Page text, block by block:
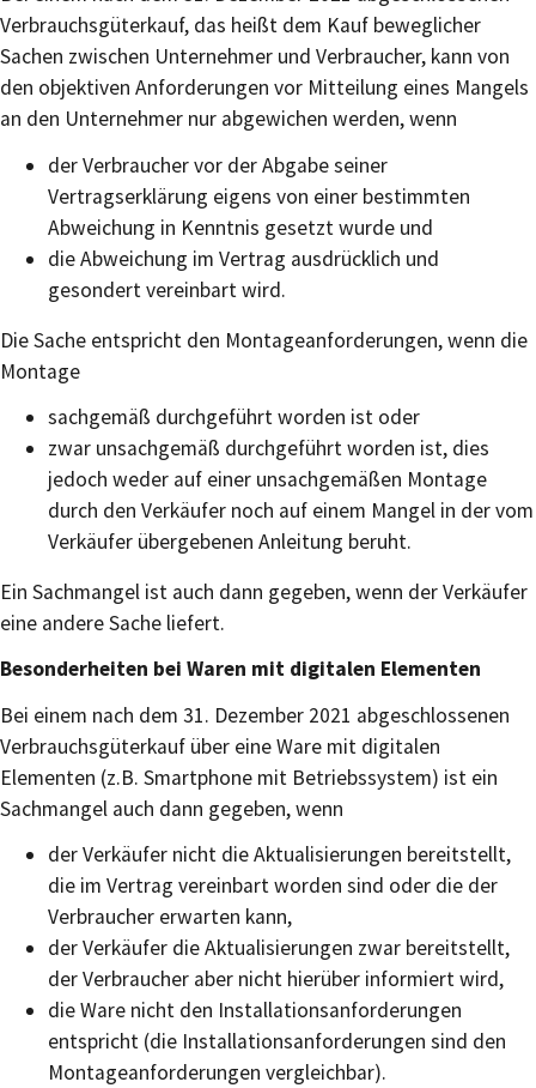
Verbrauchsgüterkauf, das heißt dem Kauf beweglicher
Sachen zwischen Unternehmer und Verbraucher, kann von
den objektiven Anforderungen vor Mitteilung eines Mangels
an den Unternehmer nur abgewichen werden, wenn
der Verbraucher vor der Abgabe seiner
Vertragserklärung eigens von einer bestimmten
Abweichung in Kenntnis gesetzt wurde und
die Abweichung im Vertrag ausdrücklich und
gesondert vereinbart wird.
Die Sache entspricht den Montageanforderungen, wenn die
Montage
sachgemäß durchgeführt worden ist oder
zwar unsachgemäß durchgeführt worden ist, dies
jedoch weder auf einer unsachgemäßen Montage
durch den Verkäufer noch auf einem Mangel in der vom
Verkäufer übergebenen Anleitung beruht.
Ein Sachmangel ist auch dann gegeben, wenn der Verkäufer
eine andere Sache liefert.
Besonderheiten bei Waren mit digitalen Elementen
Bei einem nach dem 31. Dezember 2021 abgeschlossenen
Verbrauchsgüterkauf über eine Ware mit digitalen
Elementen (z.B. Smartphone mit Betriebssystem) ist ein
Sachmangel auch dann gegeben, wenn
der Verkäufer nicht die Aktualisierungen bereitstellt,
die im Vertrag vereinbart worden sind oder die der
Verbraucher erwarten kann,
der Verkäufer die Aktualisierungen zwar bereitstellt,
der Verbraucher aber nicht hierüber informiert wird,
die Ware nicht den Installationsanforderungen
entspricht (die Installationsanforderungen sind den
Montageanforderungen vergleichbar).